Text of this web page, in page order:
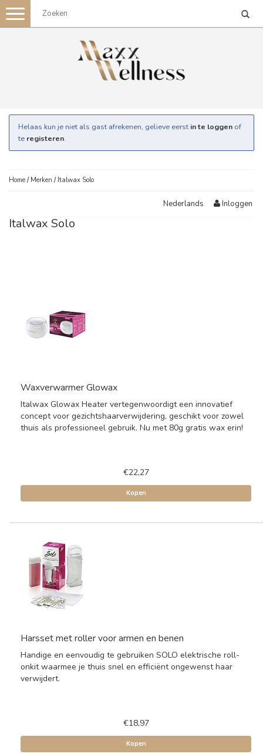
Toggle
navigation
Helaas kun je niet als gast afrekenen, gelieve eerst in te loggen of
te registeren.
Home / Merken / Italwax Solo
Nederlands Inloggen
Italwax Solo
Waxverwarmer Glowax
Italwax Glowax Heater vertegenwoordigt een innovatief
concept voor gezichtshaarverwijdering, geschikt voor zowel
thuis als professioneel gebruik. Nu met 80g gratis wax erin!
€22,27
Kopen
Harsset met roller voor armen en benen
Handige en eenvoudig te gebruiken SOLO elektrische roll-
onkit waarmee je thuis snel en efficiënt ongewenst haar
verwijdert.
€18,97
Kopen